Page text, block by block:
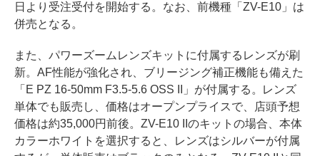
日より受注受付を開始する。なお、前機種「ZV-E10」は
併売となる。
また、パワーズームレンズキットに付属するレンズが刷
新。AF性能が強化され、ブリージング補正機能も備えた
「E PZ 16-50mm F3.5-5.6 OSS II」が付属する。レンズ
単体でも販売し、価格はオープンプライスで、店頭予想
価格は約35,000円前後。ZV-E10 IIのキットの場合、本体
カラーホワイトを選択すると、レンズはシルバーが付属